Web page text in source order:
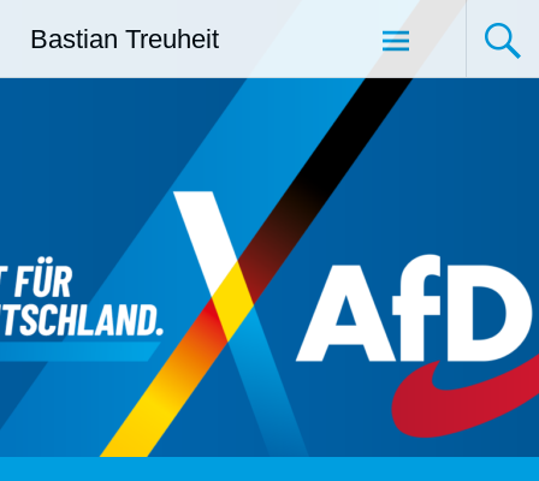
InhaltBastian Treuheit